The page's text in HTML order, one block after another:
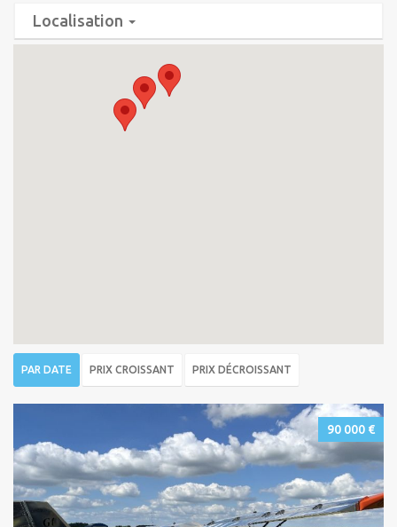
Localisation
PAR DATE PRIX CROISSANT PRIX DÉCROISSANT
90 000 €